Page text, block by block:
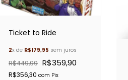
Ticket to Ride
2x de R$179,95 sem juros
R$449,99 R$359,90
R$356,30 com Pix